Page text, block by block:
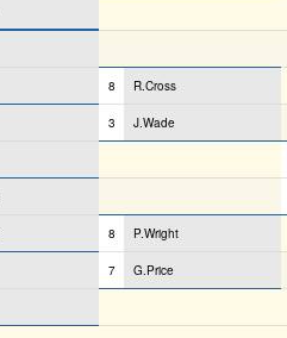
8 R.Cross
3 J.Wade
8 P.Wright
7 G.Price